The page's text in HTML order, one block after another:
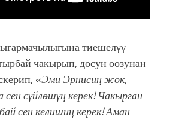
тиешелγγ
чакырып, досун оозунан
«Эми Эрнисиң жок,
сен сγйлөшγң керек! Чакырган
сен келишиң керек! Аман